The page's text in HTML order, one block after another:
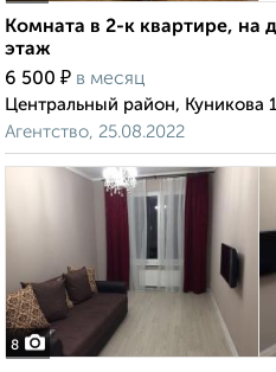
Комната в 2-к квартире, на
этаж
6 500 ₽ в месяц
Центральный район, Куникова
Агентство, 25.08.2022
8